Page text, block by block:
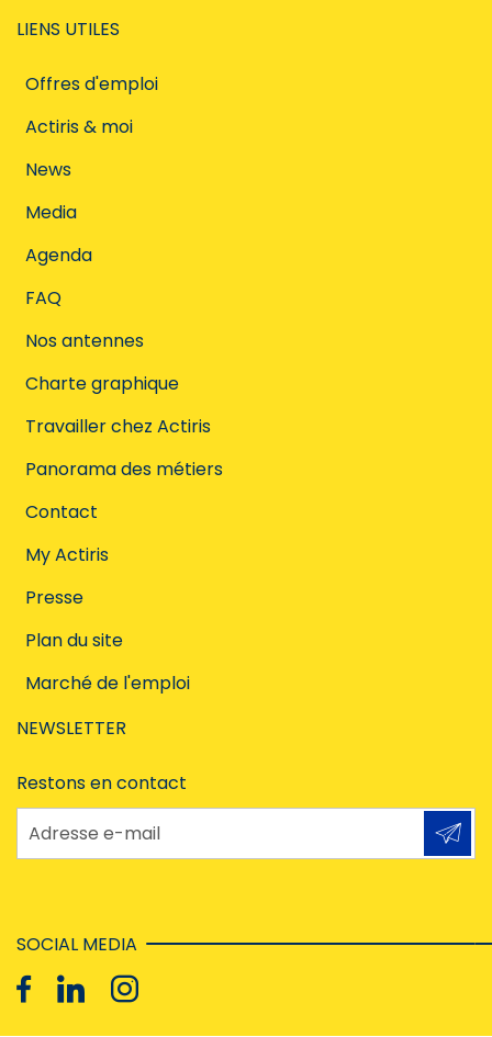
LIENS UTILES
Offres d'emploi
Actiris & moi
News
Media
Agenda
FAQ
Nos antennes
Charte graphique
Travailler chez Actiris
Panorama des métiers
Contact
My Actiris
Presse
Plan du site
Marché de l'emploi
NEWSLETTER
Restons en contact
Adresse e-mail
SOCIAL MEDIA